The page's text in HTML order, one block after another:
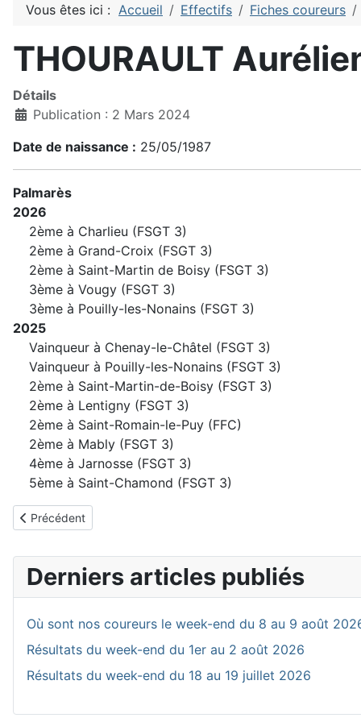
Vous êtes ici : Accueil Effectifs Fiches coureurs
THOURAULT
Détails
Publication : 2 Mars 2024
Date de naissance : 25/05/1987
Palmarès
2026
2ème à Charlieu (FSGT 3)
2ème à Grand-Croix (FSGT 3)
2ème à Saint-Martin de Boisy (FSGT 3)
3ème à Vougy (FSGT 3)
3ème à Pouilly-les-Nonains (FSGT 3)
2025
Vainqueur à Chenay-le-Châtel (FSGT 3)
Vainqueur à Pouilly-les-Nonains (FSGT 3)
2ème à Saint-Martin-de-Boisy (FSGT 3)
2ème à Lentigny (FSGT 3)
2ème à Saint-Romain-le-Puy (FFC)
2ème à Mably (FSGT 3)
4ème à Jarnosse (FSGT 3)
5ème à Saint-Chamond (FSGT 3)
Article précédent : THIVOYON Emile
Précédent
Derniers articles publiés
Où sont nos coureurs le week-end du 8 au 9 août
Résultats du week-end du 1er au 2 août 2026
Résultats du week-end du 18 au 19 juillet 2026